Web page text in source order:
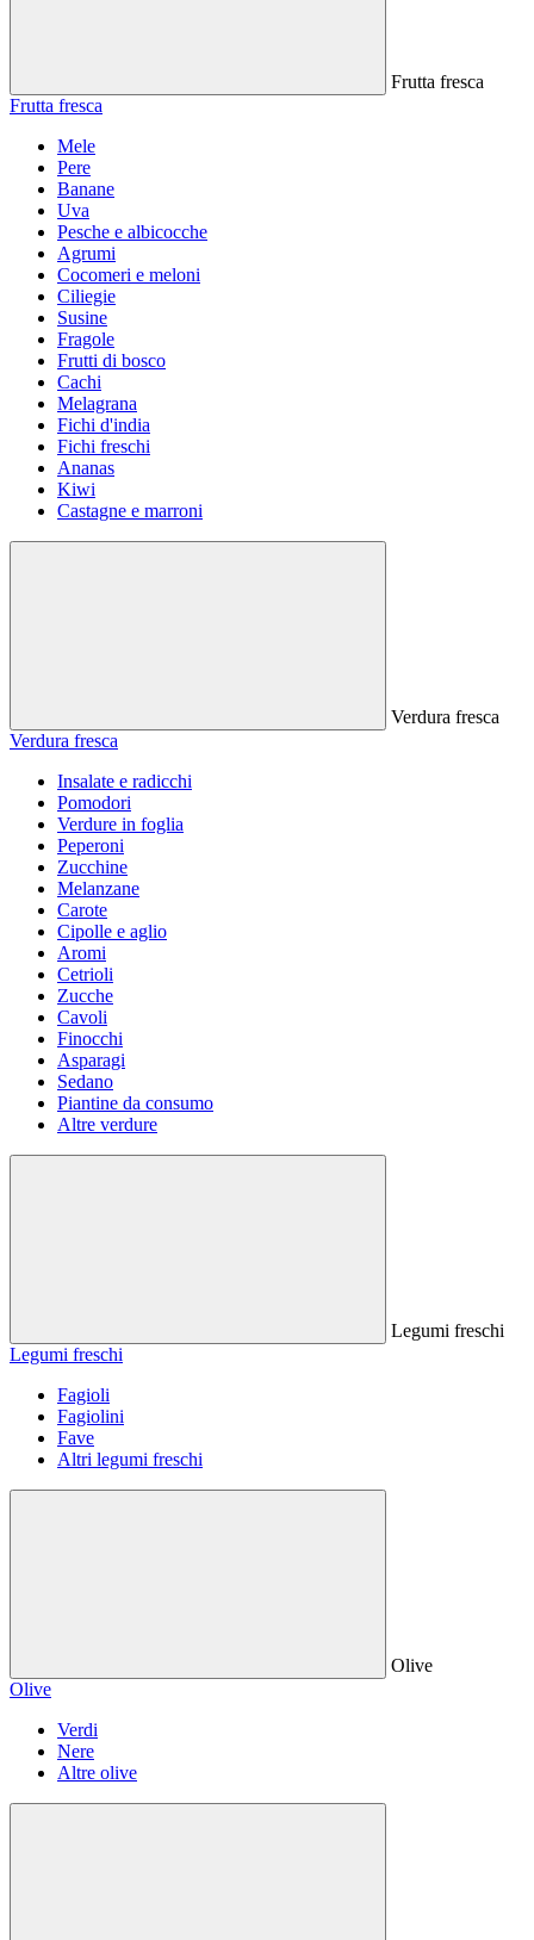
Frutta fresca
Frutta fresca
Mele
Pere
Banane
Uva
Pesche e albicocche
Agrumi
Cocomeri e meloni
Ciliegie
Susine
Fragole
Frutti di bosco
Cachi
Melagrana
Fichi d'india
Fichi freschi
Ananas
Kiwi
Castagne e marroni
Verdura fresca
Verdura fresca
Insalate e radicchi
Pomodori
Verdure in foglia
Peperoni
Zucchine
Melanzane
Carote
Cipolle e aglio
Aromi
Cetrioli
Zucche
Cavoli
Finocchi
Asparagi
Sedano
Piantine da consumo
Altre verdure
Legumi freschi
Legumi freschi
Fagioli
Fagiolini
Fave
Altri legumi freschi
Olive
Olive
Verdi
Nere
Altre olive